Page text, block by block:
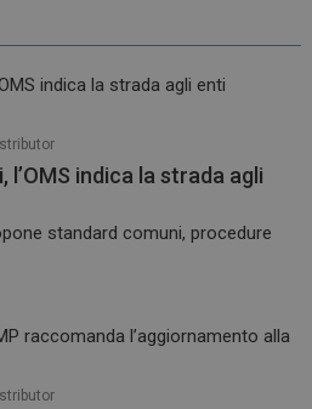
indica la strada agli
standard comuni, procedure